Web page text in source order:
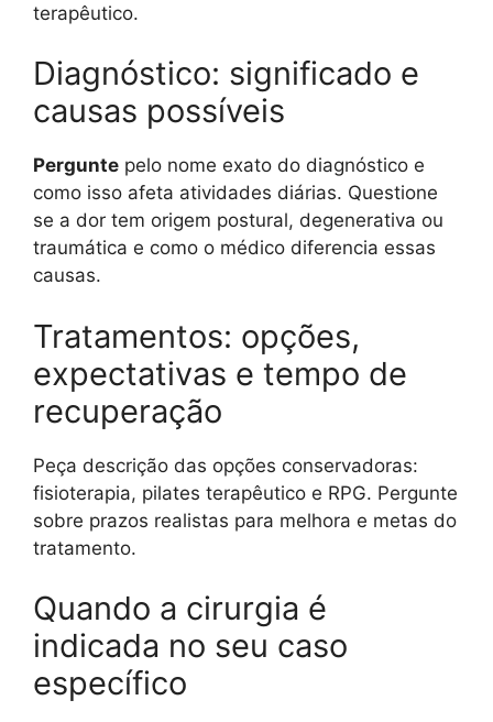
terapêutico.
Diagnóstico: significado e
causas possíveis
Pergunte pelo nome exato do diagnóstico e
como isso afeta atividades diárias. Questione
se a dor tem origem postural, degenerativa ou
traumática e como o médico diferencia essas
causas.
Tratamentos: opções,
expectativas e tempo de
recuperação
Peça descrição das opções conservadoras:
fisioterapia, pilates terapêutico e RPG. Pergunte
sobre prazos realistas para melhora e metas do
tratamento.
Quando a cirurgia é
indicada no seu caso
específico